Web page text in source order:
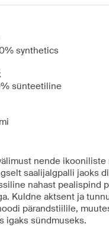
synthetics
sünteetiline
nende ikooniliste
saalijalgpalli jaoks
nahast pealispind
Kuldne aktsent ja
pärandstiilile,
igaks sündmuseks.